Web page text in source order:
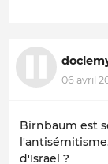
06 avril
Birnbaum est
d'Israel ?